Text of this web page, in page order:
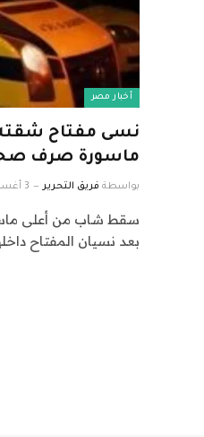
أخبار مصر
نسى مفتاح
ماسورة صرف
بواسطة فريق التحرير 3 أغسطس، 2023
سقط شاب من أعلى
بعد نسيان المفتاح